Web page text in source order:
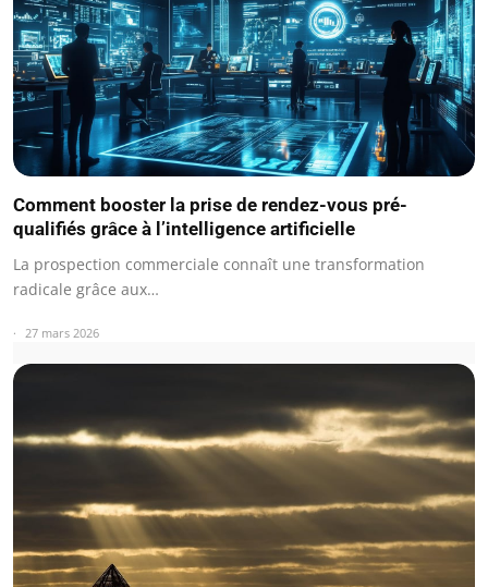
Comment booster la prise de rendez-vous pré-
qualifiés grâce à l’intelligence artificielle
La prospection commerciale connaît une transformation
radicale grâce aux…
27 mars 2026